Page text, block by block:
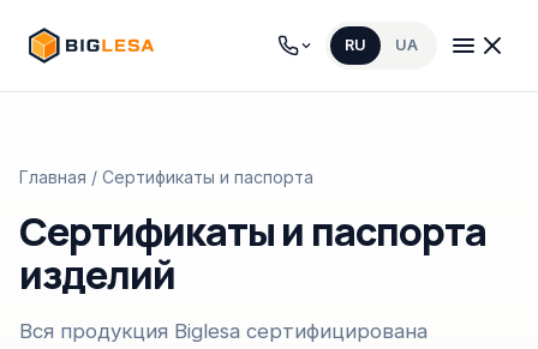
RU UA
Главная / Сертификаты и паспорта
Сертификаты и паспорта
изделий
Вся продукция Biglesa сертифицирована